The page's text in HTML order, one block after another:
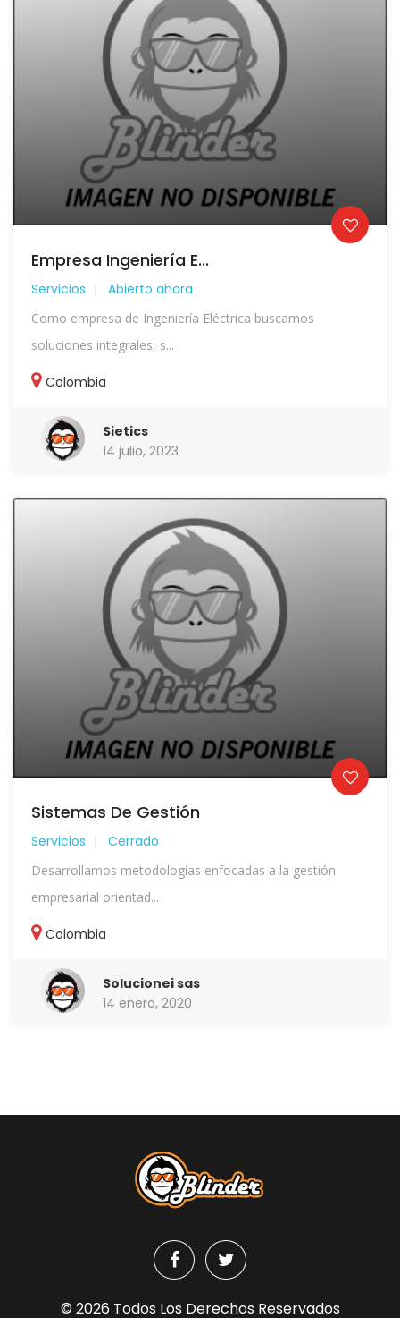
Empresa Ingeniería E...
Servicios Abierto ahora
Como empresa de Ingeniería Eléctrica buscamos
soluciones integrales, s...
Colombia
Sietics
14 julio, 2023
Sistemas De Gestión
Servicios Cerrado
Desarrollamos metodologías enfocadas a la gestión
empresarial orientad...
Colombia
Solucionei sas
14 enero, 2020
© 2026 Todos Los Derechos Reservados